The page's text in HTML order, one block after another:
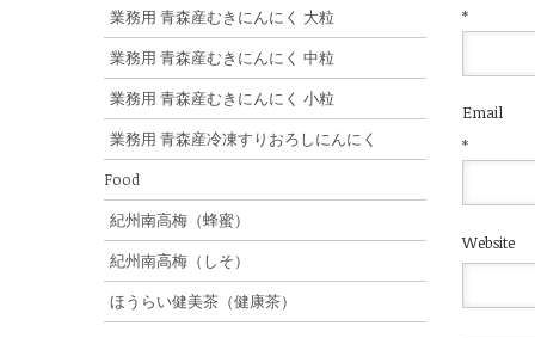
*
Email
*
Website
業務用 青森産むきにんにく 大粒
業務用 青森産むきにんにく 中粒
業務用 青森産むきにんにく 小粒
業務用 青森産冷凍すりおろしにんにく
Food
紀州南高梅（蜂蜜）
紀州南高梅（しそ）
ほうらい健美茶（健康茶）